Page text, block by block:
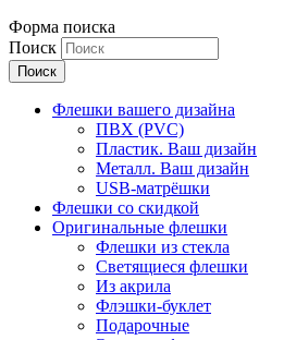
Форма поиска
Поиск
Флешки вашего дизайна
ПВХ (PVC)
Пластик. Ваш дизайн
Металл. Ваш дизайн
USB-матрёшки
Флешки со скидкой
Оригинальные флешки
Флешки из стекла
Светящиеся флешки
Из акрила
Флэшки-буклет
Подарочные